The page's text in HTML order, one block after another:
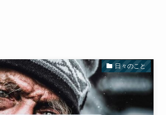
日々のこと